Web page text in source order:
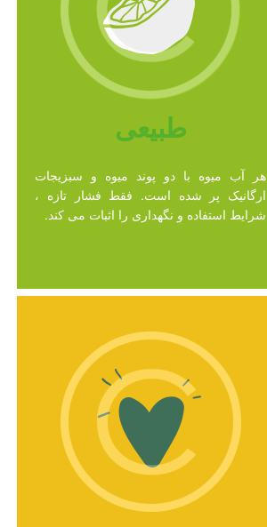
طبیعی
هر آب میوه با دو پوند میوه و سبزیجات
ارگانیک پر شده است. فقط فشار تازه ،
شرایط استفاده و نگهداری را اثبات می کند.